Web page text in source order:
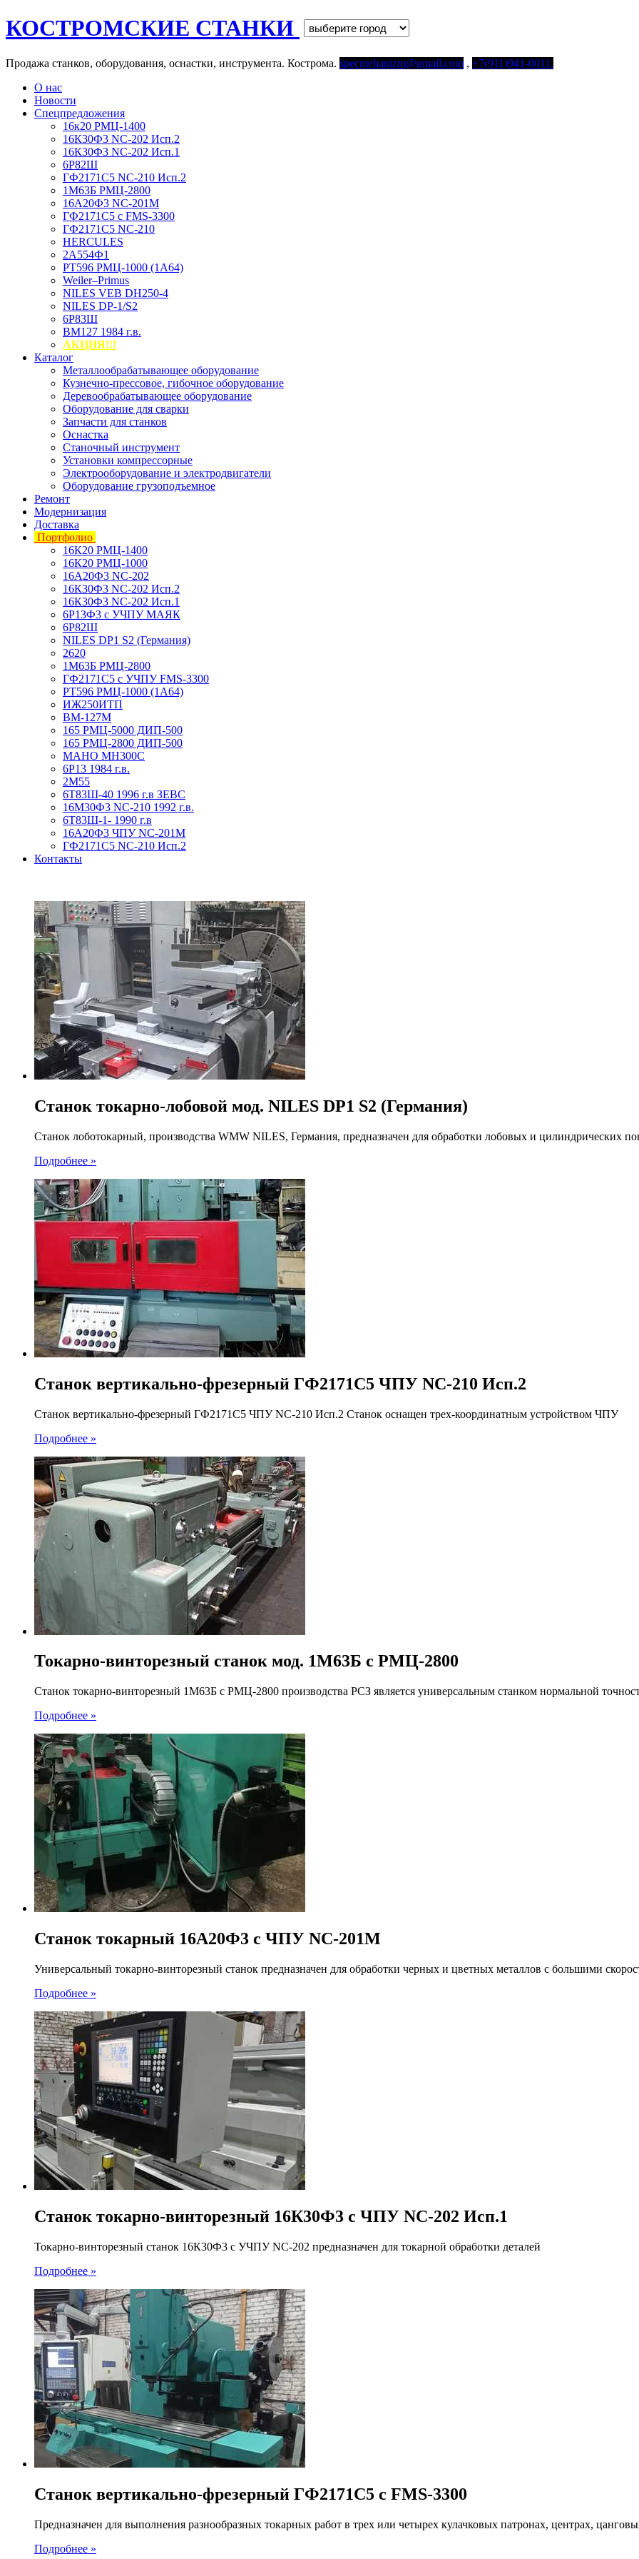
КОСТРОМСКИЕ СТАНКИ
Продажа станков, оборудования, оснастки, инструмента. Кострома. specmehanizm@gmail.com , +7(911)941-0011.
О нас
Новости
Спецпредложения
16к20 РМЦ-1400
16К30Ф3 NC-202 Исп.2
16К30Ф3 NC-202 Исп.1
6Р82Ш
ГФ2171C5 NC-210 Исп.2
1М63Б РМЦ-2800
16А20Ф3 NC-201M
ГФ2171С5 с FMS-3300
ГФ2171C5 NC-210
HERCULES
2А554Ф1
РТ596 РМЦ-1000 (1А64)
Weiler–Primus
NILES VEB DH250-4
NILES DP-1/S2
6Р83Ш
ВМ127 1984 г.в.
АКЦИЯ!!!
Каталог
Металлообрабатывающее оборудование
Кузнечно-прессовое, гибочное оборудование
Деревообрабатывающее оборудование
Оборудование для сварки
Запчасти для станков
Оснастка
Станочный инструмент
Установки компрессорные
Электрооборудование и электродвигатели
Оборудование грузоподъемное
Ремонт
Модернизация
Доставка
Портфолио
16К20 РМЦ-1400
16К20 РМЦ-1000
16А20Ф3 NC-202
16К30Ф3 NC-202 Исп.2
16К30Ф3 NC-202 Исп.1
6Р13Ф3 с УЧПУ МАЯК
6Р82Ш
NILES DP1 S2 (Германия)
2620
1М63Б РМЦ-2800
ГФ2171С5 с УЧПУ FMS-3300
РТ596 РМЦ-1000 (1А64)
ИЖ250ИТП
ВМ-127М
165 РМЦ-5000 ДИП-500
165 РМЦ-2800 ДИП-500
MAHO MH300C
6Р13 1984 г.в.
2М55
6Т83Ш-40 1996 г.в ЗЕВС
16М30Ф3 NC-210 1992 г.в.
6Т83Ш-1- 1990 г.в
16А20Ф3 ЧПУ NC-201M
ГФ2171C5 NC-210 Исп.2
Контакты
Станок токарно-лобовой мод. NILES DP1 S2 (Германия)
Станок лоботокарный, производства WMW NILES, Германия, предназначен для обработки лобовых и цилиндрических
Подробнее »
Станок вертикально-фрезерный ГФ2171C5 ЧПУ NC-210 Исп.2
Станок вертикально-фрезерный ГФ2171C5 ЧПУ NC-210 Исп.2 Станок оснащен трех-координатным устройством ЧПУ
Подробнее »
Токарно-винторезный станок мод. 1М63Б c РМЦ-2800
Станок токарно-винторезный 1М63Б c РМЦ-2800 производства РСЗ является универсальным станком нормальной
Подробнее »
Станок токарный 16А20Ф3 с ЧПУ NC-201M
Универсальный токарно-винторезный станок предназначен для обработки черных и цветных металлов с большими
Подробнее »
Станок токарно-винторезный 16К30Ф3 с ЧПУ NC-202 Исп.1
Токарно-винторезный станок 16К30Ф3 с УЧПУ NC-202 предназначен для токарной обработки деталей
Подробнее »
Станок вертикально-фрезерный ГФ2171С5 с FMS-3300
Предназначен для выполнения разнообразных токарных работ в трех или четырех кулачковых патронах, центрах,
Подробнее »